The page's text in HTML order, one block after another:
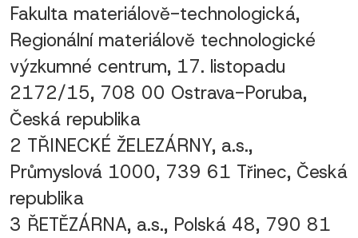
Fakulta materiálově-technologická,
Regionální materiálově technologické
výzkumné centrum, 17. listopadu
2172/15, 708 00 Ostrava-Poruba,
Česká republika
2 TŘINECKÉ ŽELEZÁRNY, a.s.,
Průmyslová 1000, 739 61 Třinec, Česká
republika
3 ŘETĚZÁRNA, a.s., Polská 48, 790 81